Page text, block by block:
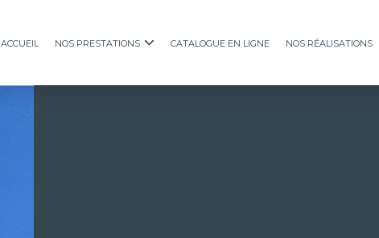
Accueil Nos prestations Catalogue en ligne Nos réalisations